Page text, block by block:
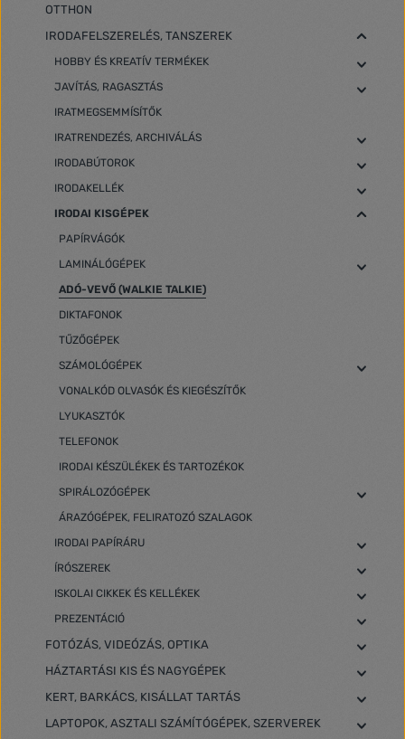
OTTHON
IRODAFELSZERELÉS, TANSZEREK
HOBBY ÉS KREATÍV TERMÉKEK
JAVÍTÁS, RAGASZTÁS
IRATMEGSEMMÍSÍTŐK
IRATRENDEZÉS, ARCHIVÁLÁS
IRODABÚTOROK
IRODAKELLÉK
IRODAI KISGÉPEK
PAPÍRVÁGÓK
LAMINÁLÓGÉPEK
ADÓ-VEVŐ (WALKIE TALKIE)
DIKTAFONOK
TŰZŐGÉPEK
SZÁMOLÓGÉPEK
VONALKÓD OLVASÓK ÉS KIEGÉSZÍTŐK
LYUKASZTÓK
TELEFONOK
IRODAI KÉSZÜLÉKEK ÉS TARTOZÉKOK
SPIRÁLOZÓGÉPEK
ÁRAZÓGÉPEK, FELIRATOZÓ SZALAGOK
IRODAI PAPÍRÁRU
ÍRÓSZEREK
ISKOLAI CIKKEK ÉS KELLÉKEK
PREZENTÁCIÓ
FOTÓZÁS, VIDEÓZÁS, OPTIKA
HÁZTARTÁSI KIS ÉS NAGYGÉPEK
KERT, BARKÁCS, KISÁLLAT TARTÁS
LAPTOPOK, ASZTALI SZÁMÍTÓGÉPEK, SZERVEREK